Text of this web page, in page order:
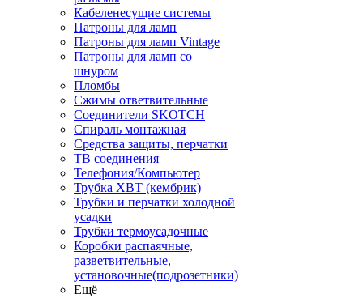
Кабеленесущие системы
Патроны для ламп
Патроны для ламп Vintage
Патроны для ламп со
шнуром
Пломбы
Сжимы ответвительные
Соединители SKOTCH
Спираль монтажная
Средства защиты, перчатки
ТВ соединения
Телефония/Компьютер
Трубка ХВТ (кембрик)
Трубки и перчатки холодной
усадки
Трубки термоусадочные
Коробки распаячные,
разветвительные,
установочные(подрозетники)
Ещё